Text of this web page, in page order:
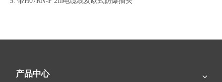
产品中心